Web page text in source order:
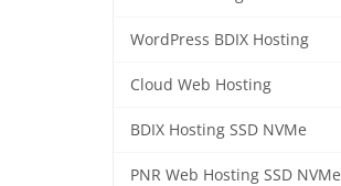
WordPress BDIX Hosting
Cloud Web Hosting
BDIX Hosting SSD NVMe
PNR Web Hosting SSD NVMe